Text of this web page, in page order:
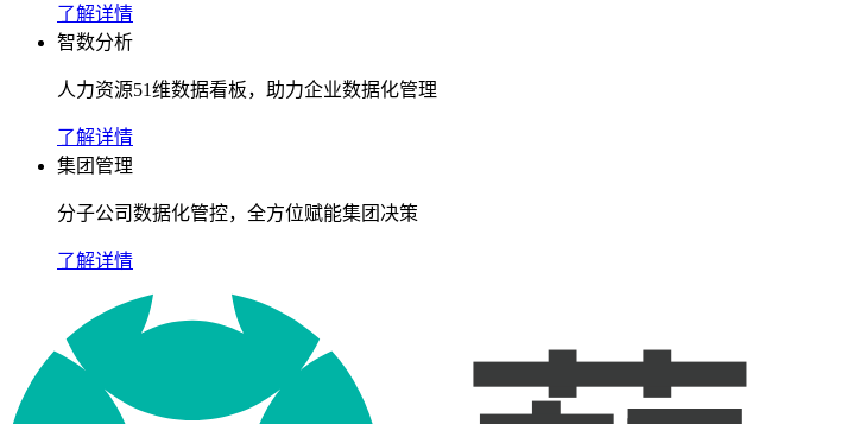
了解详情
智数分析
人力资源51维数据看板，助力企业数据化管理
了解详情
集团管理
分子公司数据化管控，全方位赋能集团决策
了解详情